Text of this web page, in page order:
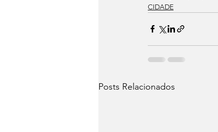
CIDADE
Posts Relacionados